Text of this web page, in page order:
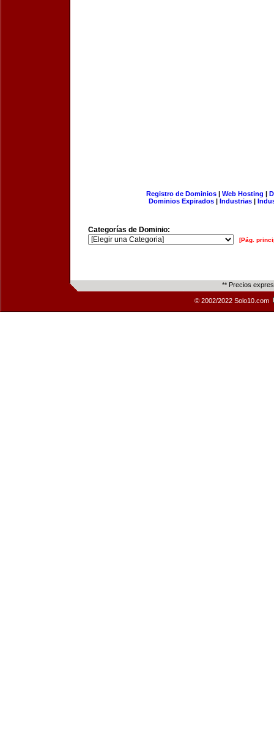
Registro de Dominios| Web Hosting |
Dominios Expirados | Industrias |
Categorías de Dominio:
[Pág.
** Precios
© 2002/2022 Solo10.com